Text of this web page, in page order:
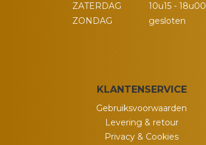
ZATERDAG
10u15 - 18u00
ZONDAG
gesloten
KLANTENSERVICE
Gebruiksvoorwaarden
Levering & retour
Privacy & Cookies